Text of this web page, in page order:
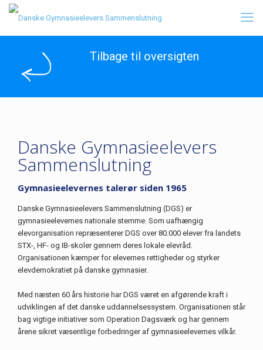
Tilbage til oversigten
Danske Gymnasieelevers
Sammenslutning
Gymnasieelevernes talerør siden 1965
Danske Gymnasieelevers Sammenslutning (DGS) er
gymnasieelevernes nationale stemme. Som uafhængig
elevorganisation repræsenterer DGS over 80.000 elever fra landets
STX-, HF- og IB-skoler gennem deres lokale elevråd.
Organisationen kæmper for elevernes rettigheder og styrker
elevdemokratiet på danske gymnasier.
Med næsten 60 års historie har DGS været en afgørende kraft i
udviklingen af det danske uddannelsessystem. Organisationen står
bag vigtige initiativer som Operation Dagsværk og har gennem
årene sikret væsentlige forbedringer af gymnasieelevernes vilkår.